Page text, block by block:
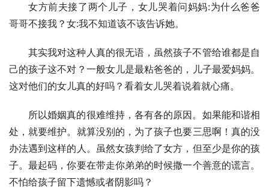
女方前夫接了两个儿子，女儿哭着问妈妈:为什么爸爸
哥哥不接我？女:我不知道该不该告诉她。
其实我对这种人真的很无语，虽然孩子不管给谁都是自
己的孩子这不对？一般女儿是最粘爸爸的，儿子最爱妈妈。
这对他们的女儿真的好吗？看着女儿哭着说着就心痛。
所以婚姻真的很难维持，各有各的原因。如果能和谐相
处，就要维护。就算没别的，为了孩子也要三思啊！真的没
办法遇到这样的人。虽然女孩判给了女方，但至少是你的孩
子。最起码，你要在带走你弟弟的时候撒一个善意的谎言。
不怕给孩子留下遗憾或者阴影吗？